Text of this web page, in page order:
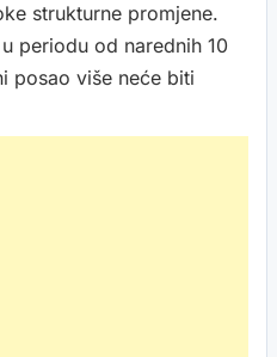
strukturne promjene.
periodu od narednih 10
posao više neće biti